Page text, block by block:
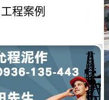
工程案例